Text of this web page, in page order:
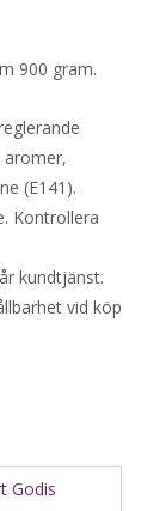
900 gram.
aromer,
(E141).
Kontrollera
kundtjänst.
vid köp
Godis